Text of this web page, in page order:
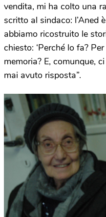
vendita, mi ha colto una
scritto al sindaco: l’Aned
abbiamo ricostruito le
chiesto: ‘Perché lo fa?
memoria? E, comunque,
mai avuto risposta”.